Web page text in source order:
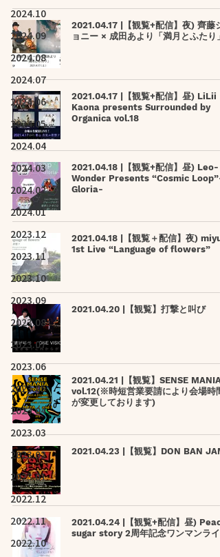
2024.10
2024.09
2024.08
2024.07
2024.06
2024.05
2024.04
2024.03
2024.02
2024.01
2023.12
2023.11
2023.10
2023.09
2023.08
2023.07
2023.06
2023.05
2023.04
2023.03
2023.02
2023.01
2022.12
2022.11
2022.10
2021.04.17 |【観覧+配信】夜) 齊藤ジ
ョニー × 成田あより「満月とふたり」
2021.04.17 |【観覧+配信】昼) LiLii
Kaona presents Surrounded by
Organica vol.18
2021.04.18 |【観覧+配信】昼) Leo-
Wonder Presents “Cosmic Loop”-
Gloria-
2021.04.18 |【観覧＋配信】夜) miyu
1st Live “Language of flowers”
2021.04.20 |【観覧】打撃と叫び
2021.04.21 |【観覧】SENSE MANIA
vol.12(※時短営業要請により会場時間
が変更しております)
2021.04.23 |【観覧】DON BAN JAM
2021.04.24 |【観覧+配信】昼)
sugar story 2周年記念ワンマンライ